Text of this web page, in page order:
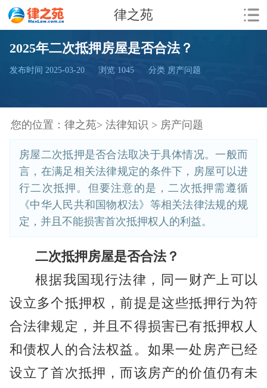
律之苑
2025年二次抵押房屋是否合法？
发布时间 2025-03-20 浏览 1045 分类 房产问题
您的位置： 律之苑> 法律知识 > 房产问题
房屋二次抵押是否合法取决于具体情况。一般而
言，在满足相关法律规定的条件下，房屋可以进
行二次抵押。但要注意的是，二次抵押需遵循
《中华人民共和国物权法》等相关法律法规的规
定，并且不能损害首次抵押权人的利益。
二次抵押房屋是否合法？
根据我国现行法律，同一财产上可以
设立多个抵押权，前提是这些抵押行为符
合法律规定，并且不得损害已有抵押权人
和债权人的合法权益。如果一处房产已经
设立了首次抵押，而该房产的价值仍有未